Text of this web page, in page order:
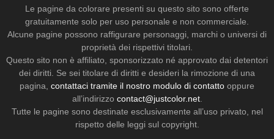
Le pagine da colorare presenti su questo sito sono offerte
gratuitamente solo per uso personale e non commerciale.
Alcune pagine possono raffigurare personaggi, marchi o universi di
proprietà dei rispettivi titolari.
Questo sito non è affiliato, sponsorizzato né approvato dai detentori
dei diritti. Se sei titolare di diritti e desideri la rimozione di una
pagina, contattaci tramite il nostro modulo di contatto oppure
all’indirizzo contact@justcolor.net.
Tutte le pagine sono destinate esclusivamente all’uso privato, nel
rispetto delle leggi sul copyright.